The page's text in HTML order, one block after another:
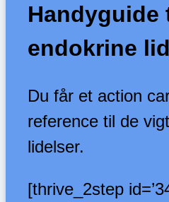
Handyguide
endokrine
Du får et action
reference til de
lidelser.
[thrive_2step